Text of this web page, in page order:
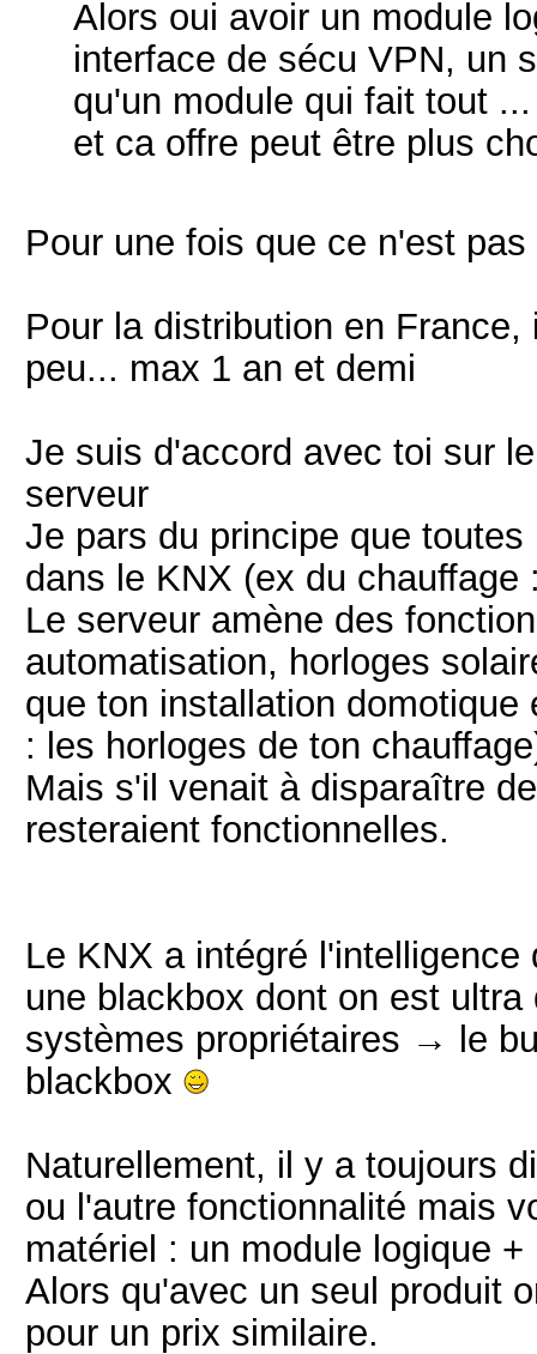
Alors oui avoir un module
interface de sécu VPN, un
qu'un module qui fait tout
et ca offre peut être plus
Pour une fois que ce n'est
Pour la distribution en
peu... max 1 an et demi
Je suis d'accord avec toi sur
serveur
Je pars du principe que
dans le KNX (ex du
Le serveur amène des
automatisation, horloges
que ton installation
: les horloges de ton
Mais s'il venait à disparaître
resteraient fonctionnelles.
Le KNX a intégré
une blackbox dont on est
systèmes propriétaires → le
blackbox
Naturellement, il y a toujours
ou l'autre fonctionnalité mais
matériel : un module logique
Alors qu'avec un seul produit
pour un prix similaire.